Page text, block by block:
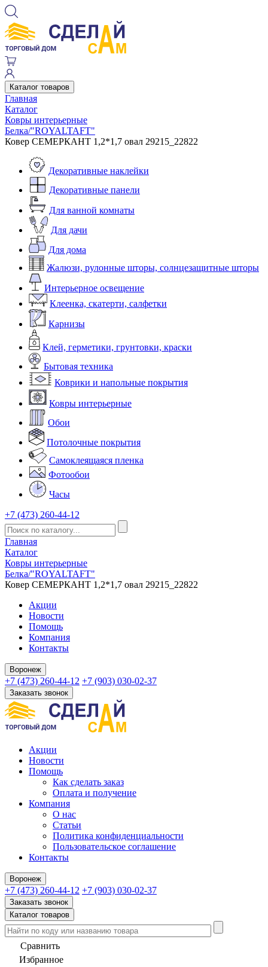
Каталог товаров
Главная
Каталог
Ковры интерьерные
Белка/"ROYALTAFT"
Ковер СЕМЕРКАНТ 1,2*1,7 овал 29215_22822
Декоративные наклейки
Декоративные панели
Для ванной комнаты
Для дачи
Для дома
Жалюзи, рулонные шторы, солнцезащитные шторы
Интерьерное освещение
Клеенка, скатерти, салфетки
Карнизы
Клей, герметики, грунтовки, краски
Бытовая техника
Коврики и напольные покрытия
Ковры интерьерные
Обои
Потолочные покрытия
Самоклеящаяся пленка
Фотообои
Часы
+7 (473) 260-44-12
Главная
Каталог
Ковры интерьерные
Белка/"ROYALTAFT"
Ковер СЕМЕРКАНТ 1,2*1,7 овал 29215_22822
Акции
Новости
Помощь
Компания
Контакты
Воронеж
+7 (473) 260-44-12 +7 (903) 030-02-37
Заказать звонок
Акции
Новости
Помощь
Как сделать заказ
Оплата и получение
Компания
О нас
Статьи
Политика конфиденциальности
Пользовательское соглашение
Контакты
Воронеж
+7 (473) 260-44-12 +7 (903) 030-02-37
Заказать звонок
Каталог товаров
Сравнить
Избранное